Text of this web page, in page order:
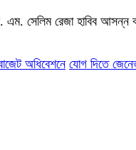
সেলিম রেজা হাবিব আসন্ন
অধিবেশনে যোগ দিতে